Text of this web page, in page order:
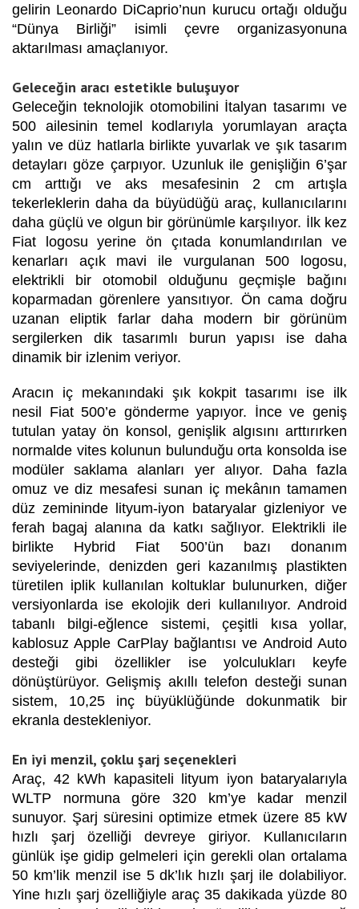
gelirin Leonardo DiCaprio’nun kurucu ortağı olduğu
“Dünya Birliği” isimli çevre organizasyonuna
aktarılması amaçlanıyor.
Geleceğin aracı estetikle buluşuyor
Geleceğin teknolojik otomobilini İtalyan tasarımı ve
500 ailesinin temel kodlarıyla yorumlayan araçta
yalın ve düz hatlarla birlikte yuvarlak ve şık tasarım
detayları göze çarpıyor. Uzunluk ile genişliğin 6’şar
cm arttığı ve aks mesafesinin 2 cm artışla
tekerleklerin daha da büyüdüğü araç, kullanıcılarını
daha güçlü ve olgun bir görünümle karşılıyor. İlk kez
Fiat logosu yerine ön çıtada konumlandırılan ve
kenarları açık mavi ile vurgulanan 500 logosu,
elektrikli bir otomobil olduğunu geçmişle bağını
koparmadan görenlere yansıtıyor. Ön cama doğru
uzanan eliptik farlar daha modern bir görünüm
sergilerken dik tasarımlı burun yapısı ise daha
dinamik bir izlenim veriyor.
Aracın iç mekanındaki şık kokpit tasarımı ise ilk
nesil Fiat 500’e gönderme yapıyor. İnce ve geniş
tutulan yatay ön konsol, genişlik algısını arttırırken
normalde vites kolunun bulunduğu orta konsolda ise
modüler saklama alanları yer alıyor. Daha fazla
omuz ve diz mesafesi sunan iç mekânın tamamen
düz zemininde lityum-iyon bataryalar gizleniyor ve
ferah bagaj alanına da katkı sağlıyor. Elektrikli ile
birlikte Hybrid Fiat 500’ün bazı donanım
seviyelerinde, denizden geri kazanılmış plastikten
türetilen iplik kullanılan koltuklar bulunurken, diğer
versiyonlarda ise ekolojik deri kullanılıyor. Android
tabanlı bilgi-eğlence sistemi, çeşitli kısa yollar,
kablosuz Apple CarPlay bağlantısı ve Android Auto
desteği gibi özellikler ise yolculukları keyfe
dönüştürüyor. Gelişmiş akıllı telefon desteği sunan
sistem, 10,25 inç büyüklüğünde dokunmatik bir
ekranla destekleniyor.
En iyi menzil, çoklu şarj seçenekleri
Araç, 42 kWh kapasiteli lityum iyon bataryalarıyla
WLTP normuna göre 320 km’ye kadar menzil
sunuyor. Şarj süresini optimize etmek üzere 85 kW
hızlı şarj özelliği devreye giriyor. Kullanıcıların
günlük işe gidip gelmeleri için gerekli olan ortalama
50 km’lik menzil ise 5 dk’lık hızlı şarj ile dolabiliyor.
Yine hızlı şarj özelliğiyle araç 35 dakikada yüzde 80